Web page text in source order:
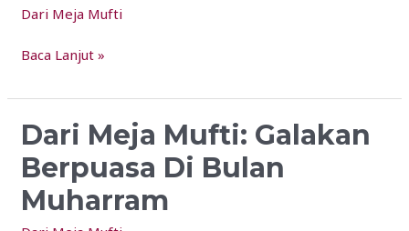
Dari Meja Mufti
Sunat
9
Baca Lanjut »
Dari Meja Mufti: Galakan
Berpuasa Di Bulan
Muharram
Dari
Mufti:
Galakan